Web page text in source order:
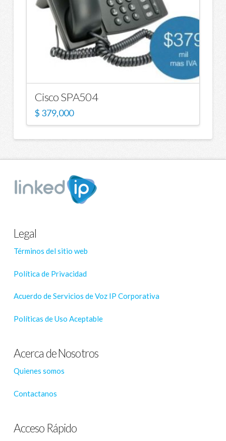
Cisco SPA504
$ 379,000
Legal
Términos del sitio web
Política de Privacidad
Acuerdo de Servicios de Voz IP Corporativa
Políticas de Uso Aceptable
Acerca de Nosotros
Quienes somos
Contactanos
Acceso Rápido